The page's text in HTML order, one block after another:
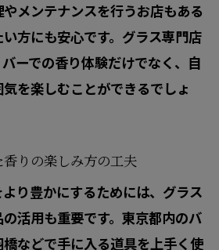
メンテナンスを行うお店もある
方にも安心です。グラス専門店
ーでの香り体験だけでなく、自
を楽しむことができるでしょ
りの楽しみ方の工夫
り豊かにするためには、グラス
活用も重要です。東京都内のバ
などで手に入る道具を上手く使